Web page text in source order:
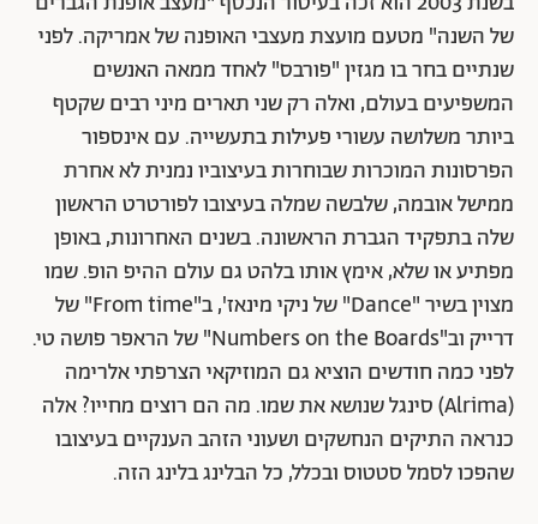
של השנה" מטעם מועצת מעצבי האופנה של אמריקה. לפני
שנתיים בחר בו מגזין "פורבס" לאחד ממאה האנשים
המשפיעים בעולם, ואלה רק שני תארים מיני רבים שקטף
ביותר משלושה עשורי פעילות בתעשייה. עם אינספור
הפרסונות המוכרות שבוחרות בעיצוביו נמנית לא אחרת
ממישל אובמה, שלבשה שמלה בעיצובו לפורטרט הראשון
שלה בתפקיד הגברת הראשונה. בשנים האחרונות, באופן
מפתיע או שלא, אימץ אותו בלהט גם עולם ההיפ הופ. שמו
מצוין בשיר "Dance" של ניקי מינאז', ב"From time" של
דרייק וב"Numbers on the Boards" של הראפר פושה טי.
לפני כמה חודשים הוציא גם המוזיקאי הצרפתי אלרימה
(Alrima) סינגל שנושא את שמו. מה הם רוצים מחייו? אלה
כנראה התיקים הנחשקים ושעוני הזהב הענקיים בעיצובו
שהפכו לסמל סטטוס ובכלל, כל הבלינג בלינג הזה.